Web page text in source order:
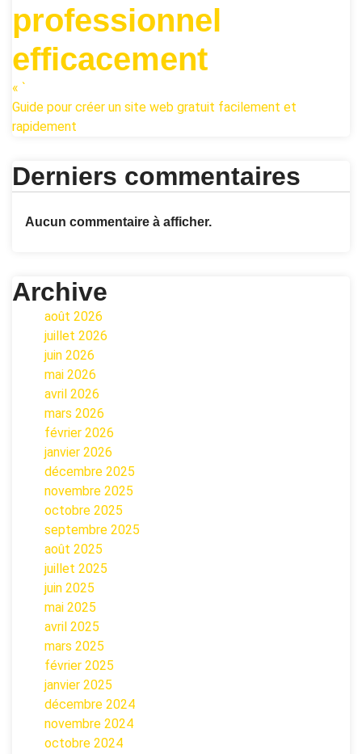
professionnel
efficacement
« `
Guide pour créer un site web gratuit facilement et
rapidement
Derniers commentaires
Aucun commentaire à afficher.
Archive
août 2026
juillet 2026
juin 2026
mai 2026
avril 2026
mars 2026
février 2026
janvier 2026
décembre 2025
novembre 2025
octobre 2025
septembre 2025
août 2025
juillet 2025
juin 2025
mai 2025
avril 2025
mars 2025
février 2025
janvier 2025
décembre 2024
novembre 2024
octobre 2024